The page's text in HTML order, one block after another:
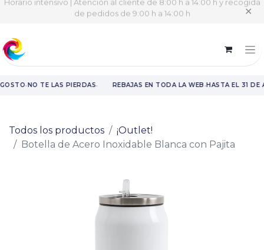
Horario intensivo | Atención al cliente de 8:00 h a 14:00 h y recogida
de pedidos de 9:00 h a 14:00 h
✕
·NO TE LAS PIERDAS· REBAJAS EN TODA LA WEB·HASTA EL 31 DE
Todos los productos
¡Outlet!
Botella de Acero Inoxidable Blanca con Pajita